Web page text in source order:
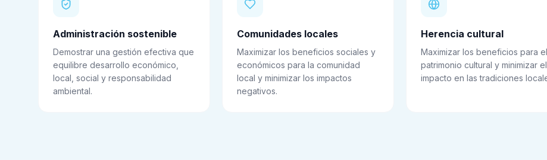
Administración sostenible
Demostrar una gestión efectiva que
equilibre desarrollo económico,
local, social y responsabilidad
ambiental.
Comunidades locales
Maximizar los beneficios sociales y
económicos para la comunidad
local y minimizar los impactos
negativos.
Herencia cultural
Maximizar los beneficios para el
patrimonio cultural y minimizar el
impacto en las tradiciones